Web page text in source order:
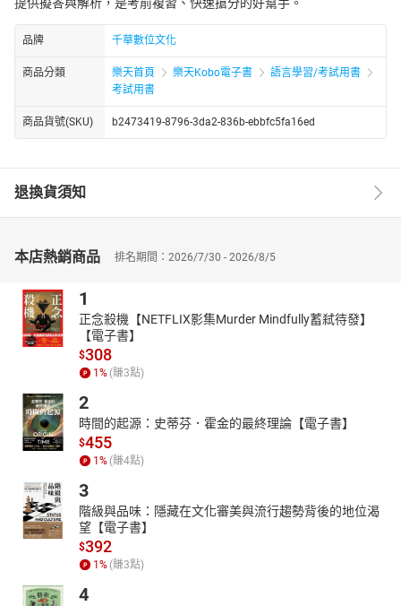
品牌 千華數位文化
商品分類 樂天首頁 樂天Kobo電子書
語言學習/考試用書
考試用書
商品貨號(SKU) b2473419-8796-3da2-836b-ebbfc5fa16ed
退換貨須知
本店熱銷商品 排名期間：2026/7/30 - 2026/8/5
1
正念殺機【NETFLIX影集Murder Mindfully蓄弒待發】
【電子書】
$308
1% (賺3點)
2
時間的起源：史蒂芬．霍金的最終理論【電子書】
$455
1% (賺4點)
3
階級與品味：隱藏在文化審美與流行趨勢背後的地位渴
望【電子書】
$392
1% (賺3點)
4